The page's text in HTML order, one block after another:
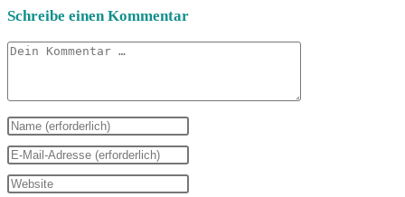
Schreibe einen Kommentar
Kommentar
Gib
deinen
Namen
Gib
deine
Gib